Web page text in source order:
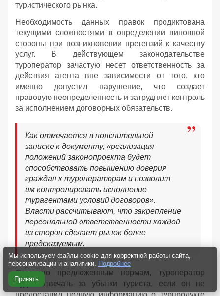
туристического рынка.
Необходимость данных правок продиктована
текущими сложностями в определении виновной
стороны при возникновении претензий к качеству
услуг. В действующем законодательстве
туроператор зачастую несет ответственность за
действия агента вне зависимости от того, кто
именно допустил нарушение, что создает
правовую неопределенность и затрудняет контроль
за исполнением договорных обязательств.
Как отмечается в пояснительной
записке к документу, «реализация
положений законопроекта будет
способствовать повышению доверия
граждан к туроператорам и позволит
им контролировать исполнение
турагентами условий договоров».
Власти рассчитывают, что закрепление
персональной ответственности каждой
из сторон сделает рынок более
предсказуемым.
Согласно предложенным нормам, туроператор
будет отвечать за убытки туриста, если он не
предоставил полную информацию о турпродукте
Мы используем файлы cookie для корректной работы сайта,
персонализации и аналитики. Подробнее
Принять